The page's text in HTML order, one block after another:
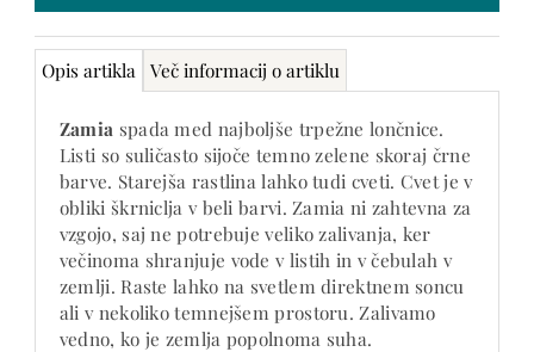
Opis artikla Več informacij o artiklu
Zamia spada med najboljše trpežne lončnice.
Listi so suličasto sijoče temno zelene skoraj črne
barve. Starejša rastlina lahko tudi cveti. Cvet je v
obliki škrniclja v beli barvi. Zamia ni zahtevna za
vzgojo, saj ne potrebuje veliko zalivanja, ker
večinoma shranjuje vode v listih in v čebulah v
zemlji. Raste lahko na svetlem direktnem soncu
ali v nekoliko temnejšem prostoru. Zalivamo
vedno, ko je zemlja popolnoma suha.